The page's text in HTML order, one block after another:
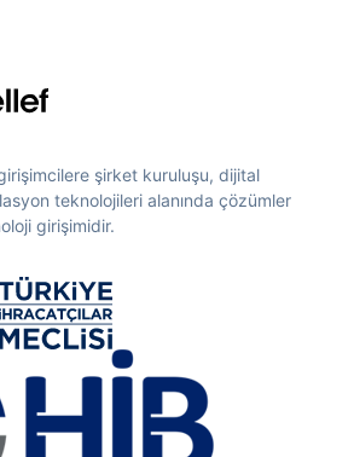
şirket kuruluşu, dijital
teknolojileri alanında çözümler
girişimidir.